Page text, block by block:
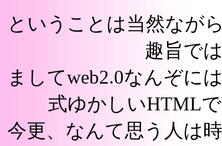
ということは当然なが
趣旨で
ましてweb2.0なんぞに
式ゆかしいHTML
今更、なんて思う人は